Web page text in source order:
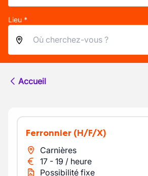
Lieu *
Accueil
Ferronnier (H/F/X)
Carnières
17 - 19 / heure
Possibilité fixe